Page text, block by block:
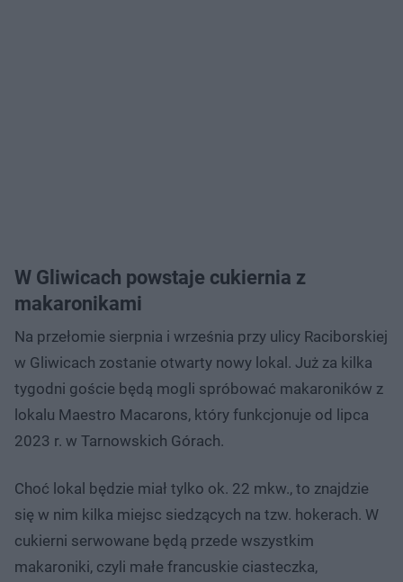
W Gliwicach powstaje cukiernia z
makaronikami
Na przełomie sierpnia i września przy ulicy Raciborskiej
w Gliwicach zostanie otwarty nowy lokal. Już za kilka
tygodni goście będą mogli spróbować makaroników z
lokalu Maestro Macarons, który funkcjonuje od lipca
2023 r. w Tarnowskich Górach.
Choć lokal będzie miał tylko ok. 22 mkw., to znajdzie
się w nim kilka miejsc siedzących na tzw. hokerach. W
cukierni serwowane będą przede wszystkim
makaroniki, czyli małe francuskie ciasteczka,